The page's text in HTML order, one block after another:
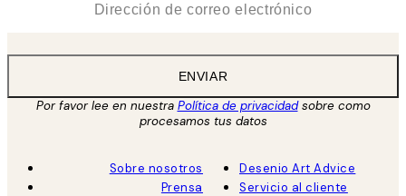
ENVIAR
Por favor lee en nuestra Política de privacidadsobre como
procesamos tus datos
Sobre nosotros
Prensa
Desenio Art Advice
Servicio al cliente